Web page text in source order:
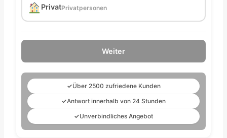
PrivatPrivatpersonen
Weiter
✓Über 2500 zufriedene Kunden
✓Antwort innerhalb von 24 Stunden
✓Unverbindliches Angebot